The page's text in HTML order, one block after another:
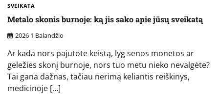
SVEIKATA
Metalo skonis burnoje: ką jis sako apie jūsų sveikatą
2026 1 Balandžio
Ar kada nors pajutote keistą, lyg senos monetos ar
geležies skonį burnoje, nors tuo metu nieko nevalgėte?
Tai gana dažnas, tačiau nerimą keliantis reiškinys,
medicinoje […]